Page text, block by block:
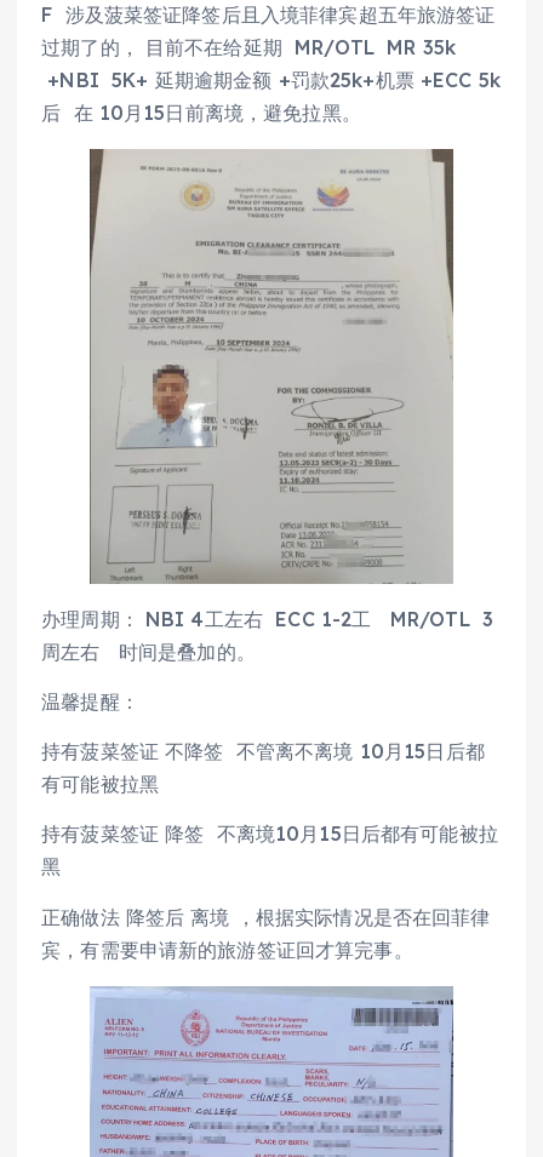
F 涉及菠菜签证降签后且入境菲律宾超五年旅游签证
过期了的， 目前不在给延期 MR/OTL MR 35k
+NBI 5K+ 延期逾期金额 +罚款25k+机票 +ECC 5k
后 在 10月15日前离境，避免拉黑。
办理周期： NBI 4工左右 ECC 1-2工 MR/OTL 3
周左右 时间是叠加的。
温馨提醒：
持有菠菜签证 不降签 不管离不离境 10月15日后都
有可能被拉黑
持有菠菜签证 降签 不离境10月15日后都有可能被拉
黑
正确做法 降签后 离境 ，根据实际情况是否在回菲律
宾，有需要申请新的旅游签证回才算完事。